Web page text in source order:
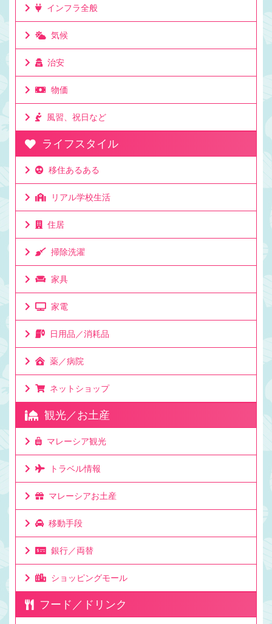
アラルンプールまで飛行機で7時間かかるけど時差は
間程度かかります。 とて ...
インフラ全般
気候
治安
物価
風習、祝日など
ライフスタイル
移住あるある
リアル学校生活
住居
掃除洗濯
家具
家電
日用品／消耗品
薬／病院
ネットショップ
観光／お土産
マレーシア観光
トラベル情報
マレーシアお土産
移動手段
銀行／両替
ショッピングモール
フード／ドリンク